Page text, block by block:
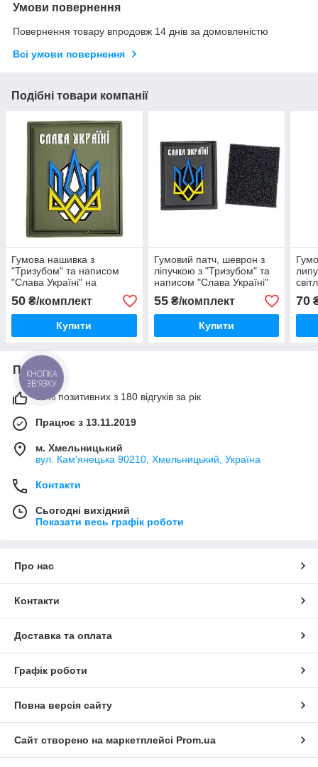
Умови повернення
Повернення товару впродовж 14 днів за домовленістю
Всі умови повернення
Подібні товари компанії
Гумова нашивка з
"Тризубом" та написом
"Слава Україні" на
зеленому тлі 3х4,
комплект= 2шт.
50 ₴/комплект
Купити
Гумовий патч, шеврон з
ліпучкою з "Тризубом" та
написом "Слава Україні"
на чорному тлі 3х4,
комплект= 2шт.
55₴/комплект
Купити
на
70
Про нас
99% позитивних з 180 відгуків за рік
Працює з 13.11.2019
м. Хмельницький
вул. Кам'янецька 90210, Хмельницький, Україна
Контакти
Сьогодні вихідний
Показати весь графік роботи
Про нас
Контакти
Доставка та оплата
Графік роботи
Повна версія сайту
Сайт створено на маркетплейсі Prom.ua
КНОПКА
ЗВ'ЯЗКУ